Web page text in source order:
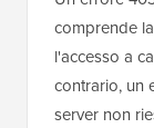
comprende
l'accesso a
contrario, un
server non